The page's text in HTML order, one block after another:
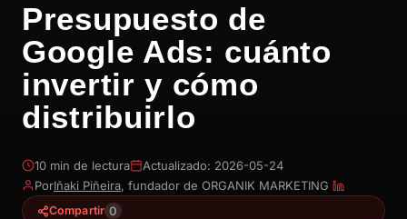
Presupuesto de
Google Ads: cuánto
invertir y cómo
distribuirlo
10 min de lectura
Actualizado: 2026-05-24
PorIñaki Piñeira, fundador de ORGANIK MARKETING
Compartir 0